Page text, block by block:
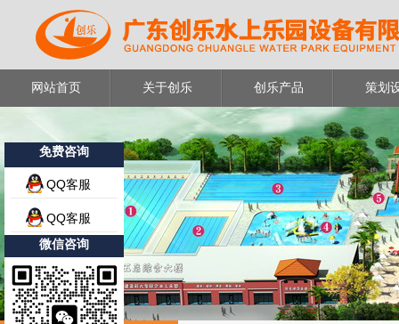
网站首页 关于创乐 创乐产品 策划
免费咨询
QQ客服
QQ客服
微信咨询